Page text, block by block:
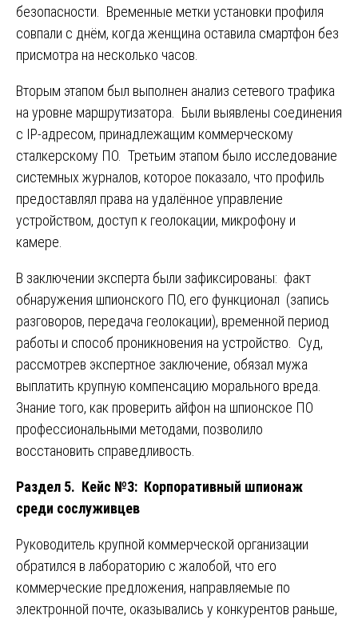
безопасности. Временные метки установки профиля
совпали с днём, когда женщина оставила смартфон без
присмотра на несколько часов.
Вторым этапом был выполнен анализ сетевого трафика
на уровне маршрутизатора. Были выявлены соединения
с IP-адресом, принадлежащим коммерческому
сталкерскому ПО. Третьим этапом было исследование
системных журналов, которое показало, что профиль
предоставлял права на удалённое управление
устройством, доступ к геолокации, микрофону и
камере.
В заключении эксперта были зафиксированы: факт
обнаружения шпионского ПО, его функционал (запись
разговоров, передача геолокации), временной период
работы и способ проникновения на устройство. Суд,
рассмотрев экспертное заключение, обязал мужа
выплатить крупную компенсацию морального вреда.
Знание того, как проверить айфон на шпионское ПО
профессиональными методами, позволило
восстановить справедливость.
Раздел 5. Кейс №3: Корпоративный шпионаж
среди сослуживцев
Руководитель крупной коммерческой организации
обратился в лабораторию с жалобой, что его
коммерческие предложения, направляемые по
электронной почте, оказывались у конкурентов раньше,